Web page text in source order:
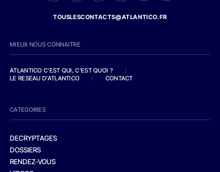
TOUSLESCONTACTS@ATLANTICO.FR
MIEUX NOUS CONNAITRE
ATLANTICO C'EST QUI, C'EST QUOI ?
/
LE RESEAU D'ATLANTICO
/ CONTACT
CATEGORIES
DECRYPTAGES
DOSSIERS
RENDEZ-VOUS